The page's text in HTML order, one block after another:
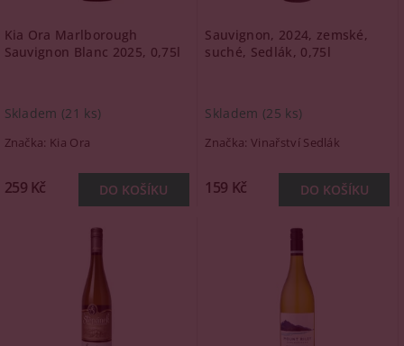
Kia Ora Marlborough
Sauvignon Blanc 2025, 0,75l
Skladem (21 ks)
Značka: Kia Ora
259 Kč
Sauvignon, 2024, zemské,
suché, Sedlák, 0,75l
Skladem (25 ks)
Značka: Vinařství Sedlák
159 Kč